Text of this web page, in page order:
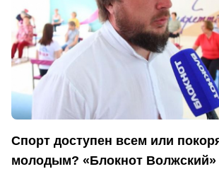
Спорт доступен всем или
молодым? «Блокнот